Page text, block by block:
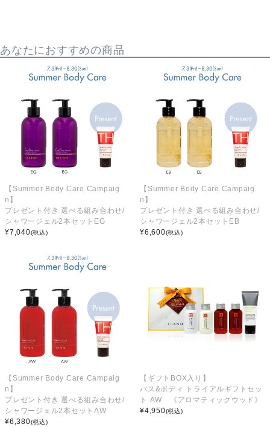
あなたにおすすめの商品
【Summer Body Care Campaig
n】
プレゼント付き 選べる組み合わせ/
シャワージェル2本セットEG
¥7,040(税込)
【Summer Body Care Campaig
n】
プレゼント付き 選べる組み合わせ/
シャワージェル2本セットEB
¥6,600(税込)
【Summer Body Care Campaig
n】
プレゼント付き 選べる組み合わせ/
シャワージェル2本セットAW
¥6,380(税込)
【ギフトBOX入り】
バス&ボディ トライアルギフトセッ
ト AW 《アロマティックウッド》
¥4,950(税込)